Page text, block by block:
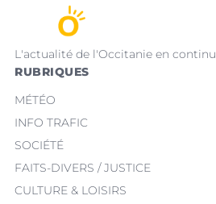
L'actualité de l'Occitanie en continu
RUBRIQUES
MÉTÉO
INFO TRAFIC
SOCIÉTÉ
FAITS-DIVERS / JUSTICE
CULTURE & LOISIRS